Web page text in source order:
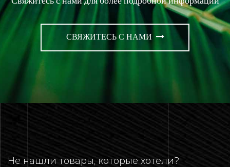
СВЯЖИТЕСЬ С НАМИ
Не нашли товары, которые хотели?